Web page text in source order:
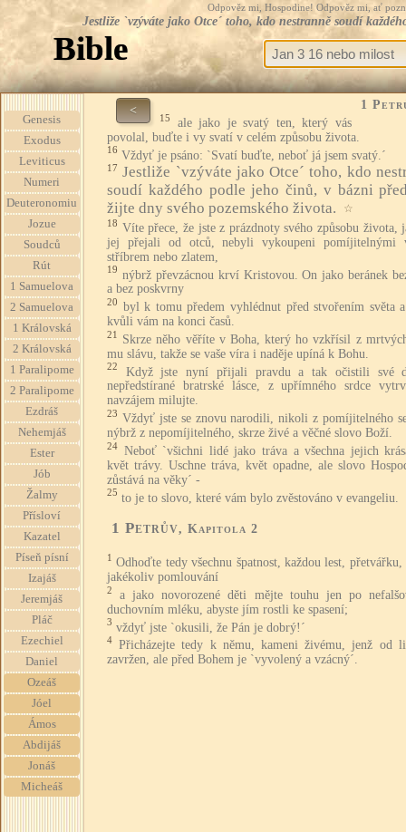
Odpověz mi, Hospodine! Odpověz mi, ať
Jestliže `vzýváte jako Otce´ toho, kdo nestranně soudí
Bible
Genesis
Exodus
Leviticus
Numeri
Deuteronomiu
Jozue
Soudců
Rút
1 Samuelova
2 Samuelova
1 Královská
2 Královská
1 Paralipome
2 Paralipome
Ezdráš
Nehemjáš
Ester
Jób
Žalmy
Přísloví
Kazatel
Píseň písní
Izajáš
Jeremjáš
Pláč
Ezechiel
Daniel
Ozeáš
Jóel
Ámos
Abdijáš
Jonáš
Micheáš
< 1
15
ale jako je svatý ten, který vás
povolal, buďte i vy svatí v celém způsobu života.
16 Vždyť je psáno: `Svatí buďte, neboť já jsem svatý.´
17 Jestliže `vzýváte jako Otce´ toho, kdo
soudí každého podle jeho činů, v bázni
žijte dny svého pozemského života.
☆
18 Víte přece, že jste z prázdnoty svého způsobu života,
jej přejali od otců, nebyli vykoupeni pomíjitelnými
stříbrem nebo zlatem,
19 nýbrž převzácnou krví Kristovou. On jako beránek
a bez poskvrny
20 byl k tomu předem vyhlédnut před stvořením světa
kvůli vám na konci časů.
21
Skrze něho věříte v Boha, který ho vzkřísil z
mu slávu, takže se vaše víra i naděje upíná k Bohu.
22
Když jste nyní přijali pravdu a tak očistili své
nepředstírané bratrské lásce, z upřímného srdce
navzájem milujte.
23 Vždyť jste se znovu narodili, nikoli z pomíjitelného
nýbrž z nepomíjitelného, skrze živé a věčné slovo Boží.
24 Neboť `všichni lidé jako tráva a všechna jejich
květ trávy. Uschne tráva, květ opadne, ale slovo
zůstává na věky´ -
25 to je to slovo, které vám bylo zvěstováno v evangeliu.
1 Petrův, Kapitola 2
1
Odhoďte tedy všechnu špatnost, každou lest, přetvářku,
jakékoliv pomlouvání
2
a jako novorozené děti mějte touhu jen po
duchovním mléku, abyste jím rostli ke spasení;
3 vždyť jste `okusili, že Pán je dobrý!´
4
Přicházejte tedy k němu, kameni živému, jenž od
zavržen, ale před Bohem je `vyvolený a vzácný´.